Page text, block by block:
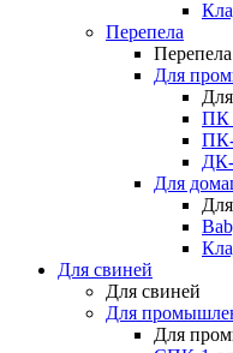
Перепела
Перепела
Для
ПК
ПК-
ДК-
Для
Для свиней
Для свиней
Для
Для